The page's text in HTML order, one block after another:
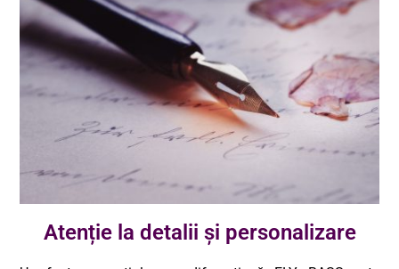
Atenție la detalii și personalizare